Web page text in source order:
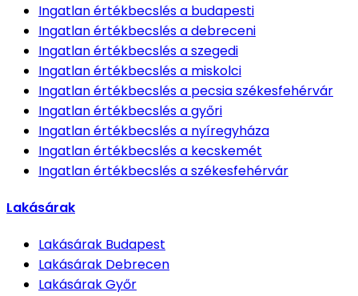
Ingatlan értékbecslésa budapesti
Ingatlan értékbecslésa debreceni
Ingatlan értékbecslésa szegedi
Ingatlan értékbecslésa miskolci
Ingatlan értékbecslésa pecsia székesfehérvár
Ingatlan értékbecslésa győri
Ingatlan értékbecslésa nyíregyháza
Ingatlan értékbecslésa kecskemét
Ingatlan értékbecslésa székesfehérvár
Lakásárak
Lakásárak Budapest
Lakásárak Debrecen
LakásárakGyőr